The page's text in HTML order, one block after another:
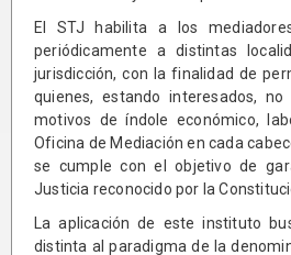
El STJ habilita a los
periódicamente a distintas
jurisdicción, con la finalidad de
quienes, estando interesados,
motivos de índole económico,
Oficina de Mediación en cada
se cumple con el objetivo de
Justicia reconocido por la
La aplicación de este instituto
distinta al paradigma de la